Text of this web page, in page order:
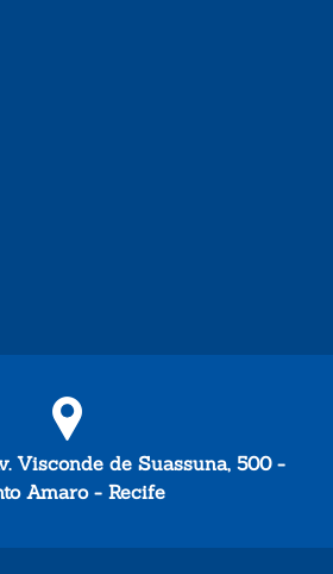
Visconde de Suassuna, 500 -
Amaro - Recife